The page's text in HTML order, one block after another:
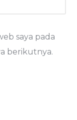
saya pada
berikutnya.